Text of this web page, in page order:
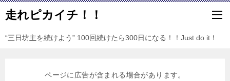
走れピカイチ！！
“三日坊主を続けよう” 100回続けたら300日になる！！Just do it！
ページに広告が含まれる場合があります。